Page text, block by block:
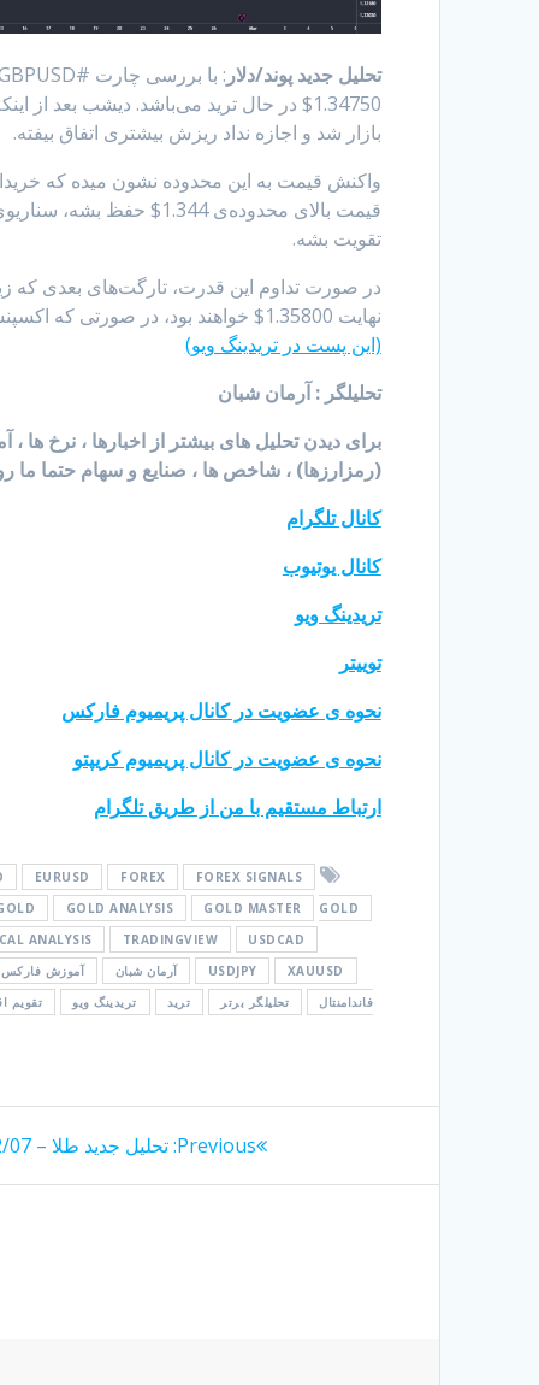
تحلیل جدید پوند/دلار
بازار شد و اجازه نداد ریزش بیشتری اتفاق بیفته.
واکنش قیمت به این محدوده نشون میده که
قیمت بالای محدوده‌ی
تقویت بشه.
نهایت 1.35800$ خواهند بود، در صورتی که اکسپنشن صعودی با قدرت ادامه پیدا کنه.
(این پست در تریدینگ ویو)
تحلیلگر : آرمان شبان
برای دیدن تحلیل های بیشتر از اخبارها ، نرخ ها
(رمزارزها) ، شاخص ها ، صنایع و سهام حتما ما
کانال تلگرام
کانال یوتیوب
تریدینگ ویو
توییتر
نحوه ی عضویت در کانال پریمیوم فارکس
نحوه ی عضویت در کانال پریمیوم کریپتو
ارتباط مستقیم با من از طریق تلگرام
EURUSD FOREX
FOREX SIGNALS
GOLD ANALYSIS GOLD MASTER
GOLD
ANALYSIS TRADINGVIEW
USDCAD
USDJPY
XAUUSD آرمان شبان آموزش فارکس
فاندامنتال
تحلیلگر برتر ترید تریدینگ ویو تقویم
نوشته
Previous:
Previous
تحلیل جدید طلا – 1404/12/07